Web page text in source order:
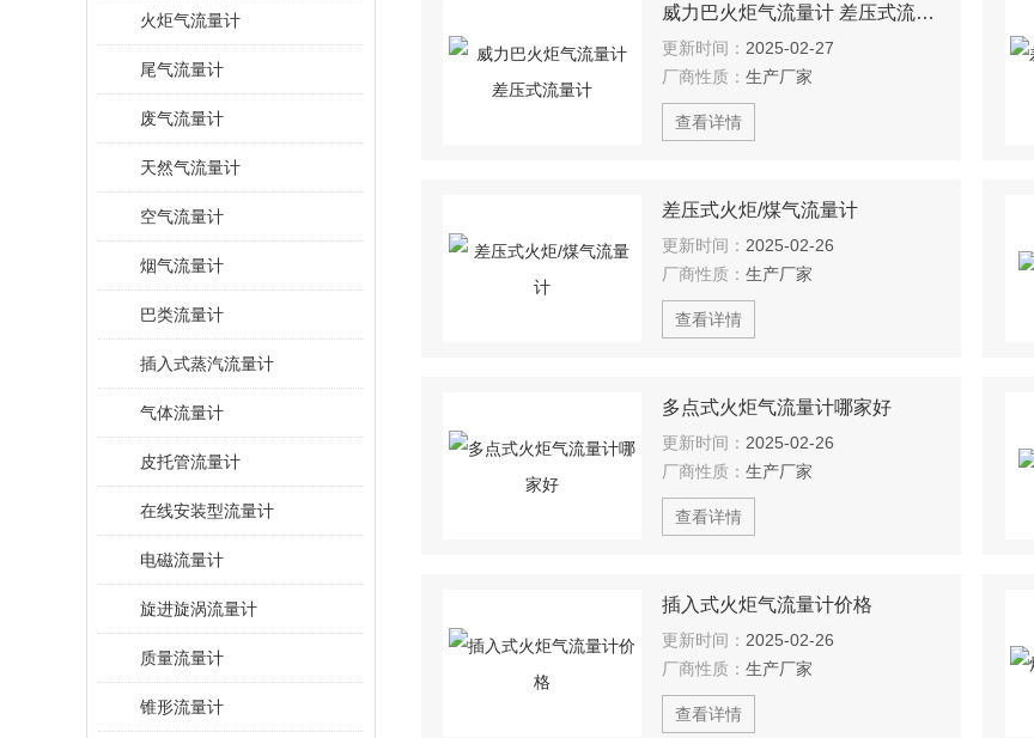
火炬气流量计
尾气流量计
废气流量计
天然气流量计
空气流量计
烟气流量计
巴类流量计
插入式蒸汽流量计
气体流量计
皮托管流量计
在线安装型流量计
电磁流量计
旋进旋涡流量计
质量流量计
锥形流量计
威力巴火炬气流量计 差压式流量计
更新时间： 2025-02-27
厂商性质： 生产厂家
查看详情
差压式火炬/煤气流量计
更新时间： 2025-02-26
厂商性质： 生产厂家
查看详情
多点式火炬气流量计哪家好
更新时间： 2025-02-26
厂商性质： 生产厂家
查看详情
插入式火炬气流量计价格
更新时间： 2025-02-26
厂商性质： 生产厂家
查看详情